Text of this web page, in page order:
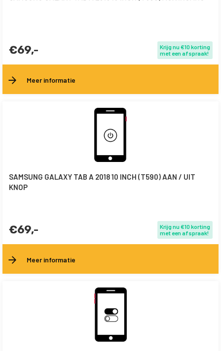
€69,-
Krijg nu €10 korting
met een afspraak!
Meer informatie
SAMSUNG GALAXY TAB A 2018 10 INCH (T590) AAN / UIT
KNOP
€69,-
Krijg nu €10 korting
met een afspraak!
Meer informatie